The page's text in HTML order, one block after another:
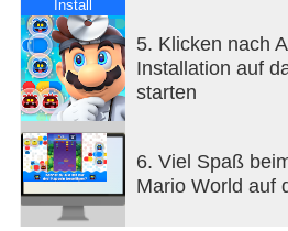
• Entdecke neue Level, die
hinzugefügt werden.
• Vergleiche deinen
deinen Freunden!
■ Ist ein Doktor anwesend?
• Eine bunte Horde Viren hält
Mario in Atem! Dr. Mario und
Freunde haben sich ihre
übergeworfen und Kapseln
Install
5. Klicken nach
Installation auf
starten
6. Viel Spaß
Mario World auf